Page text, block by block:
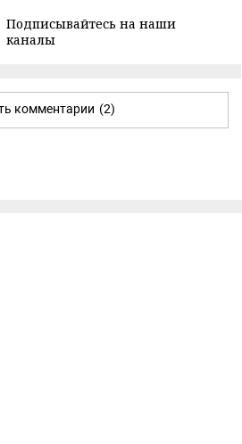
Подписывайтесь на наши
каналы
комментарии (2)